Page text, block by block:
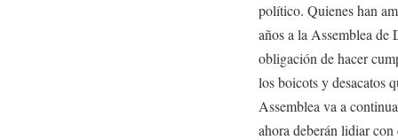
político. Quienes han
años a la Assemblea de
obligación de hacer
los boicots y desacatos
Assemblea va a
ahora deberán lidiar